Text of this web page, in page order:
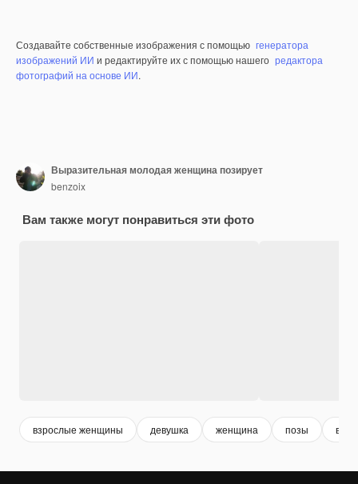
Создавайте собственные изображения с помощью генератора
изображений ИИ и редактируйте их с помощью нашего редактора
фотографий на основе ИИ.
Выразительная молодая женщина позирует
benzoix
Вам также могут понравиться эти фото
взрослые женщины девушка женщина позы